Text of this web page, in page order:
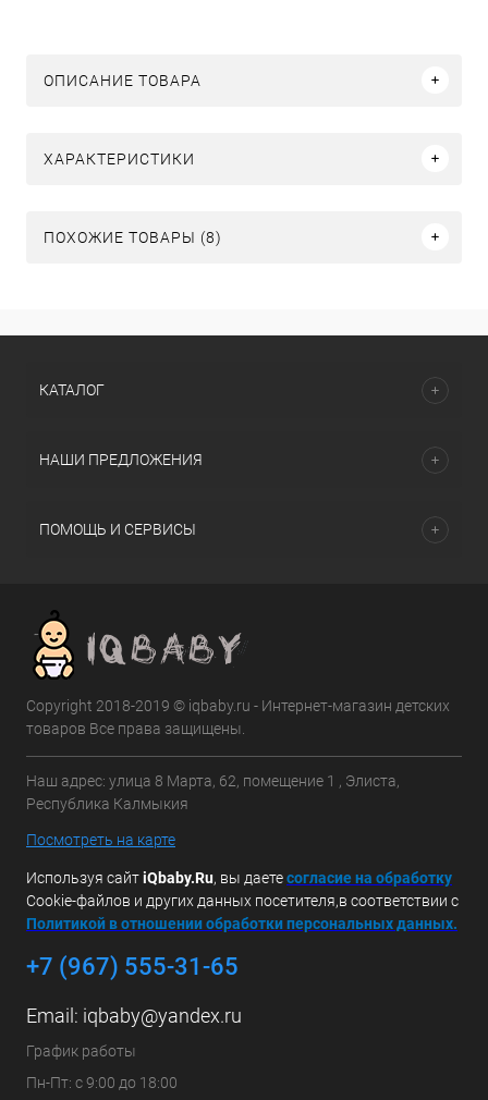
ОПИСАНИЕ ТОВАРА
ХАРАКТЕРИСТИКИ
ПОХОЖИЕ ТОВАРЫ (8)
КАТАЛОГ
НАШИ ПРЕДЛОЖЕНИЯ
ПОМОЩЬ И СЕРВИСЫ
Copyright 2018-2019 © iqbaby.ru - Интернет-магазин детских
товаров Все права защищены.
Наш адрес: улица 8 Марта, 62, помещение 1 , Элиста,
Республика Калмыкия
Посмотреть на карте
Используя сайтiQbaby.Ru, вы даетесогласие на обработку
Cookie-файлов и других данных посетителя,в соответствии с
Политикой в отношении обработки персональных данных.
+7 (967) 555-31-65
Email: iqbaby@yandex.ru
График работы
Пн-Пт: с 9:00 до 18:00